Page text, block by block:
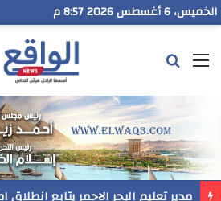
الخميس، 6 أغسطس 2026 8:57 م
القائمة